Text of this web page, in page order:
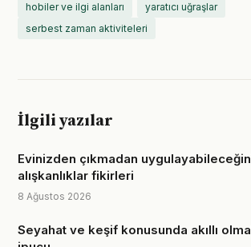
hobiler ve ilgi alanları
yaratıcı uğraşlar
serbest zaman aktiviteleri
İlgili yazılar
Evinizden çıkmadan
alışkanlıklar fikirleri
8 Ağustos 2026
Seyahat ve keşif konusunda akıllı